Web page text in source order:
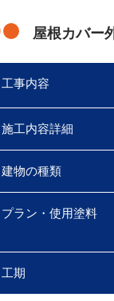
屋根カバー
工事内容
施工内容詳細
建物の種類
プラン・使用塗料
工期